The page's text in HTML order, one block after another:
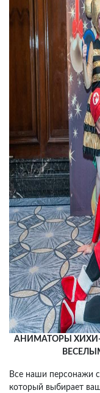
АНИМАТОРЫ
Все наши персонажи
который выбирает